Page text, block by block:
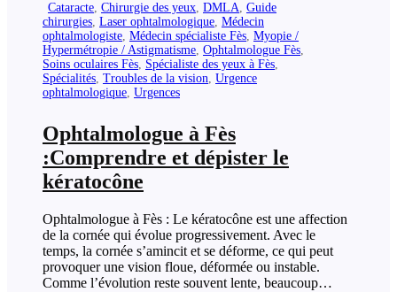
Cataracte, Chirurgie des yeux, DMLA, Guide
chirurgies, Laser ophtalmologique, Médecin
ophtalmologiste, Médecin spécialiste Fès, Myopie /
Hypermétropie / Astigmatisme, Ophtalmologue Fès,
Soins oculaires Fès, Spécialiste des yeux à Fès,
Spécialités, Troubles de la vision, Urgence
ophtalmologique, Urgences
Ophtalmologue à Fès
:Comprendre et dépister le
kératocône
Ophtalmologue à Fès : Le kératocône est une affection
de la cornée qui évolue progressivement. Avec le
temps, la cornée s’amincit et se déforme, ce qui peut
provoquer une vision floue, déformée ou instable.
Comme l’évolution reste souvent lente, beaucoup…